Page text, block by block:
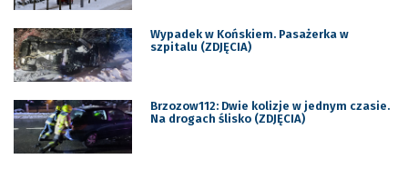
Wypadek w Końskiem. Pasażerka w
szpitalu (ZDJĘCIA)
Brzozow112: Dwie kolizje w jednym czasie.
Na drogach ślisko (ZDJĘCIA)